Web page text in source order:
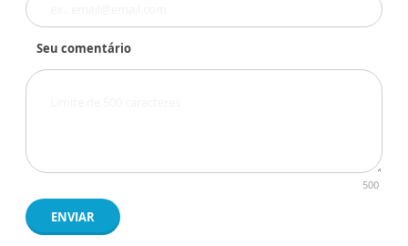
Seu comentário
500
ENVIAR